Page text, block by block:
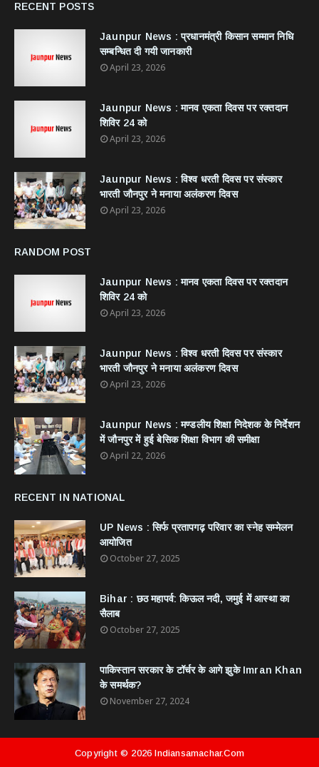
RECENT POSTS
Jaunpur News : ​प्रधानमंत्री किसान सम्मान निधि
सम्बन्धित दी गयी जानकारी
April 23, 2026
Jaunpur News : ​मानव एकता दिवस पर रक्तदान
शिविर 24 को
April 23, 2026
Jaunpur News : विश्व धरती दिवस पर संस्कार
भारती जौनपुर ने मनाया अलंकरण दिवस
April 23, 2026
RANDOM POST
Jaunpur News : ​मानव एकता दिवस पर रक्तदान
शिविर 24 को
April 23, 2026
Jaunpur News : विश्व धरती दिवस पर संस्कार
भारती जौनपुर ने मनाया अलंकरण दिवस
April 23, 2026
Jaunpur News : ​मण्डलीय शिक्षा निदेशक के निर्देशन
में जौनपुर में हुई बेसिक शिक्षा विभाग की समीक्षा
April 22, 2026
RECENT IN NATIONAL
UP News : सिर्फ प्रतापगढ़ परिवार का स्नेह सम्मेलन
आयोजित
October 27, 2025
Bihar : छठ महापर्व: किऊल नदी, जमुई में आस्था का
सैलाब
October 27, 2025
​पाकिस्तान सरकार के टॉर्चर के आगे झुके Imran Khan
के समर्थक?
November 27, 2024
Copyright © 2026Indiansamachar.com